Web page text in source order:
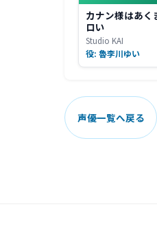
カナン様はあく
ロい
Studio KAI
役: 魯李川ゆい
声優一覧へ戻る